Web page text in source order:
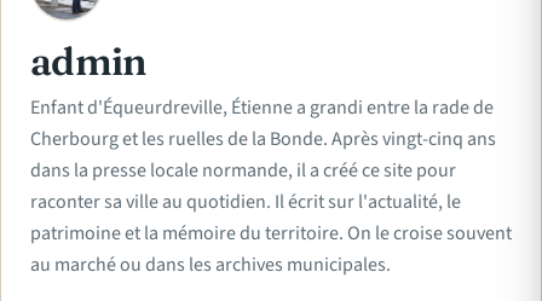
admin
Enfant d'Équeurdreville, Étienne a grandi entre la rade de
Cherbourg et les ruelles de la Bonde. Après vingt-cinq ans
dans la presse locale normande, il a créé ce site pour
raconter sa ville au quotidien. Il écrit sur l'actualité, le
patrimoine et la mémoire du territoire. On le croise souvent
au marché ou dans les archives municipales.